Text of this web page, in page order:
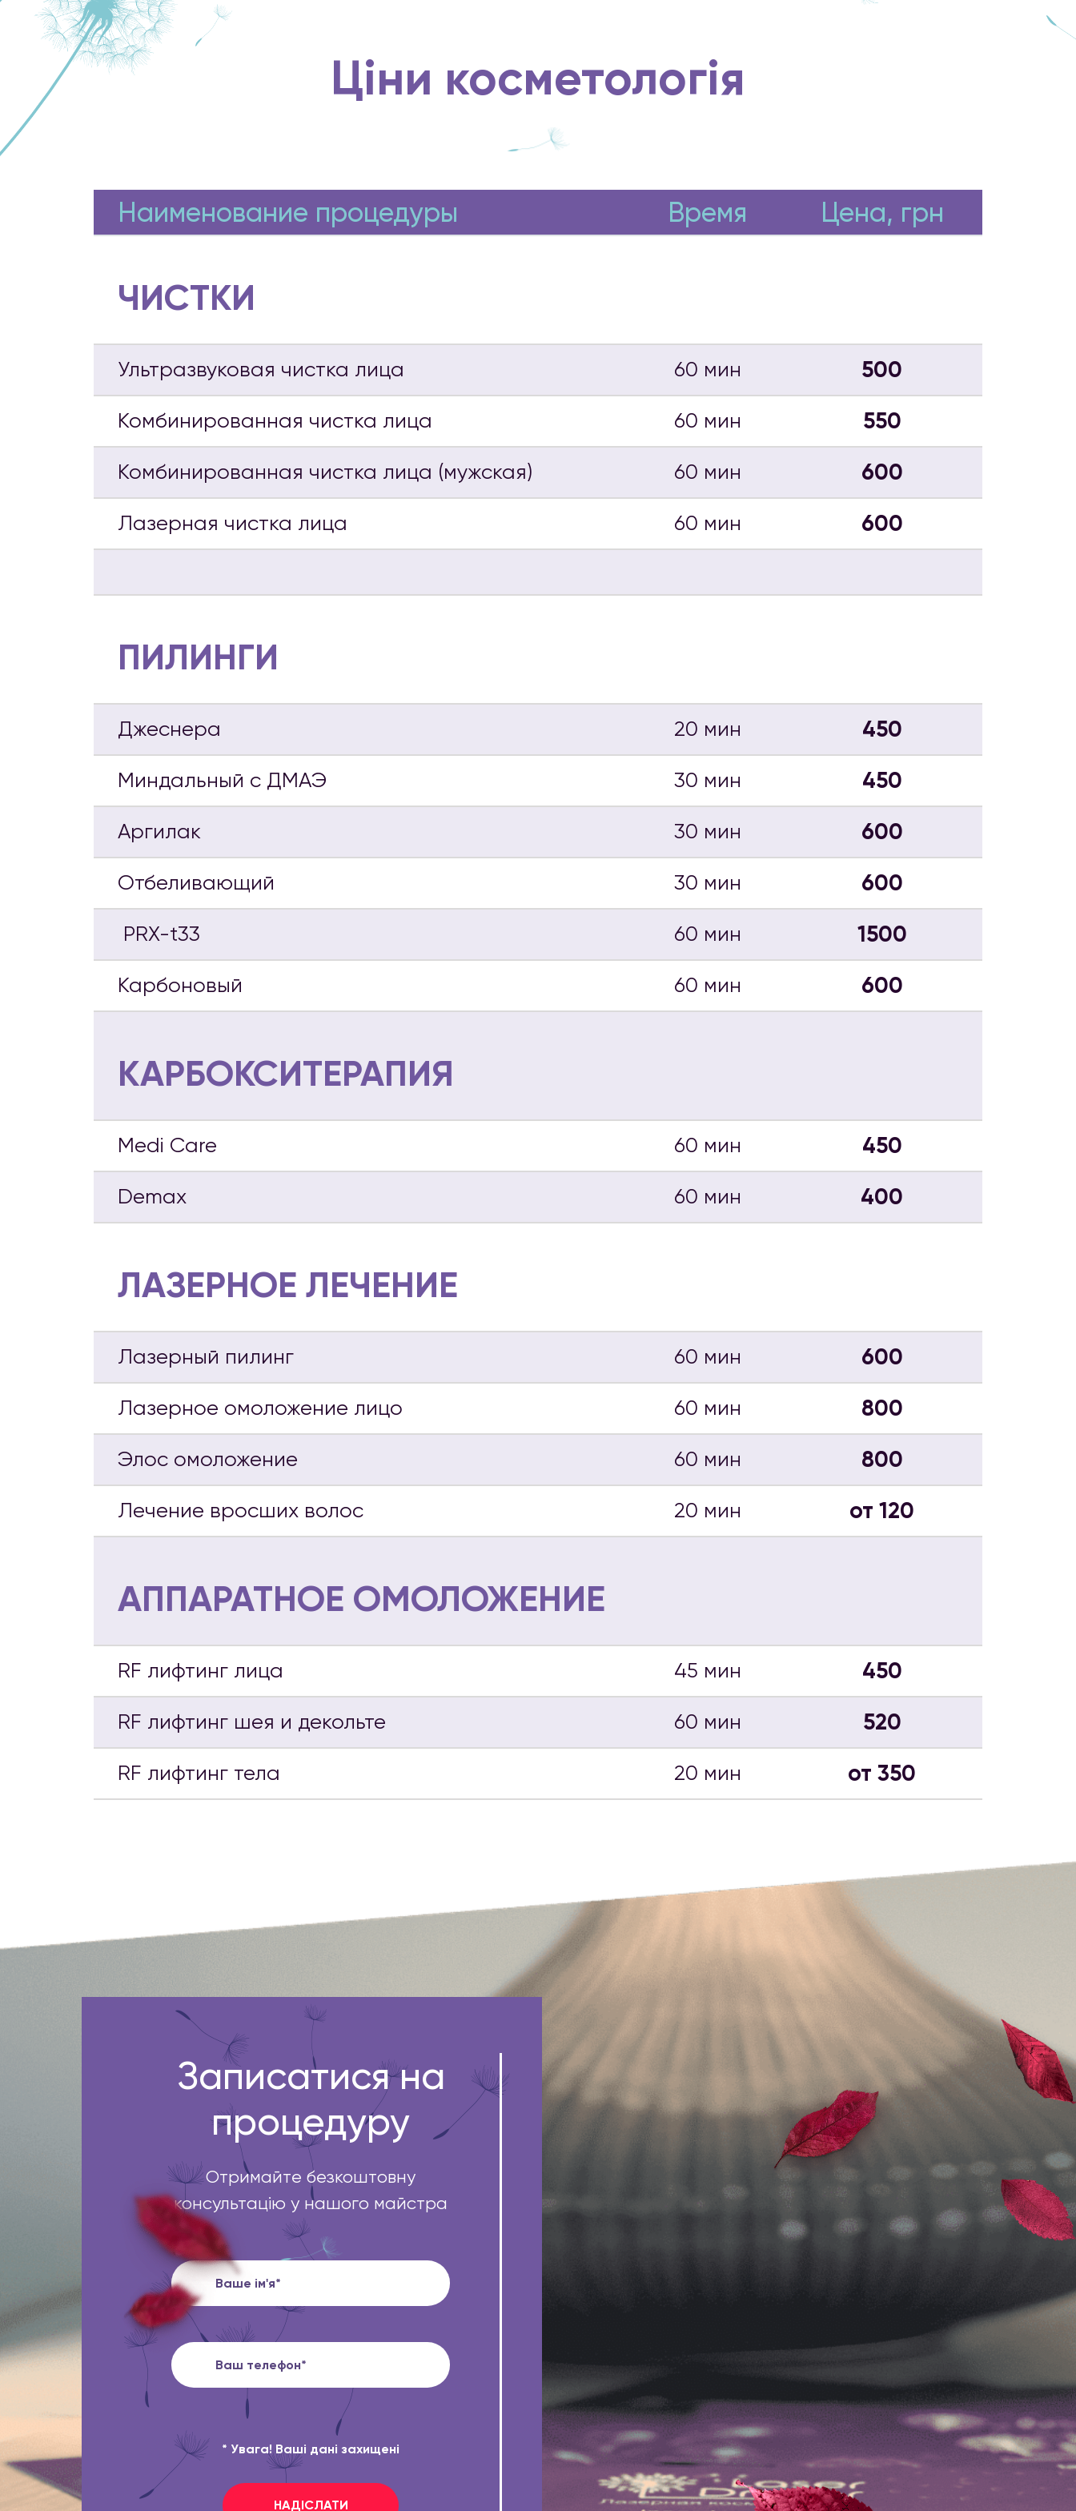
Ціни косметологія
Наименование процедуры Время Цена, грн
ЧИСТКИ
Ультразвуковая чистка лица 60 мин 500
Комбинированная чистка лица 60 мин 550
Комбинированная чистка лица (мужская) 60 мин 600
Лазерная чистка лица 60 мин 600
ПИЛИНГИ
Джеснера 20 мин 450
Миндальный с ДМАЭ 30 мин 450
Аргилак 30 мин 600
Отбеливающий 30 мин 600
PRX-t33 60 мин 1500
Карбоновый 60 мин 600
КАРБОКСИТЕРАПИЯ
Medi Care 60 мин 450
Demax 60 мин 400
ЛАЗЕРНОЕ ЛЕЧЕНИЕ
Лазерный пилинг 60 мин 600
Лазерное омоложение лицо 60 мин 800
Элос омоложение 60 мин 800
Лечение вросших волос 20 мин от 120
АППАРАТНОЕ ОМОЛОЖЕНИЕ
RF лифтинг лица 45 мин 450
RF лифтинг шея и декольте 60 мин 520
RF лифтинг тела 20 мин от 350
Записатися на
процедуру
Отримайте безкоштовну
консультацію у нашого майстра
* Увага! Ваші дані захищені
НАДІСЛАТИ